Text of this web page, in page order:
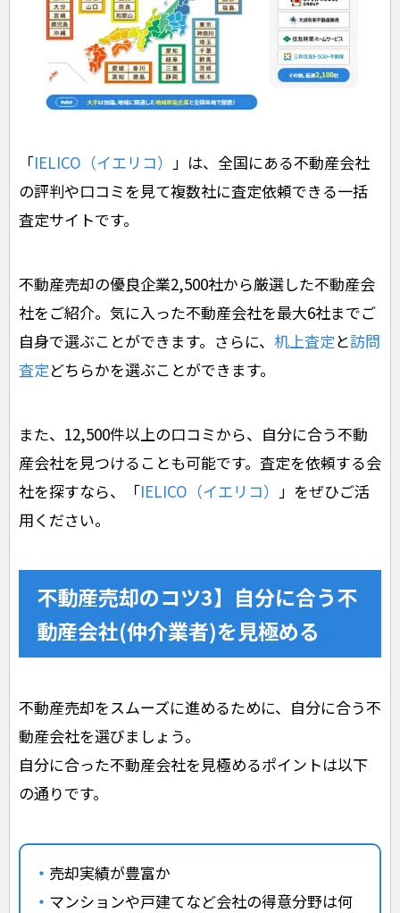
「IELICO（イエリコ） 」は、全国にある不動産会社
の評判や口コミを見て複数社に査定依頼できる一括
査定サイトです。
不動産売却の優良企業2,500社から厳選した不動産会
社をご紹介。気に入った不動産会社を最大6社までご
自身で選ぶことができます。さらに、 机上査定と訪問
査定どちらかを選ぶことができます。
また、12,500件以上の口コミから、自分に合う不動
産会社を見つけることも可能です。査定を依頼する会
社を探すなら、「IELICO（イエリコ） 」をぜひご活
用ください。
不動産売却のコツ3】自分に合う不
動産会社(仲介業者)を見極める
不動産売却をスムーズに進めるために、自分に合う不
動産会社を選びましょう。
自分に合った不動産会社を見極めるポイントは以下
の通りです。
売却実績が豊富か
マンションや戸建てなど会社の得意分野は何